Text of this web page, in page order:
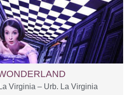
Virginia – Urb. La Virginia